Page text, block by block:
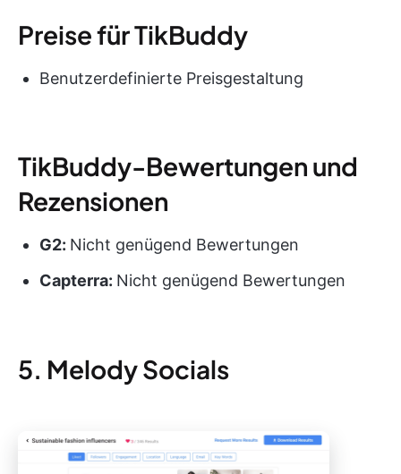
Preise für TikBuddy
Benutzerdefinierte Preisgestaltung
TikBuddy-Bewertungen und
Rezensionen
G2: Nicht genügend Bewertungen
Capterra: Nicht genügend Bewertungen
5. Melody Socials